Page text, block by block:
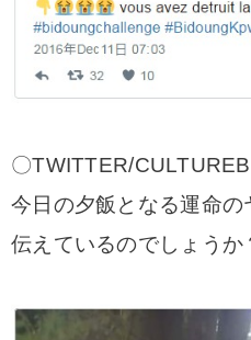
〇TWITTER/
今日の夕飯となる運命
伝えているのでしょ